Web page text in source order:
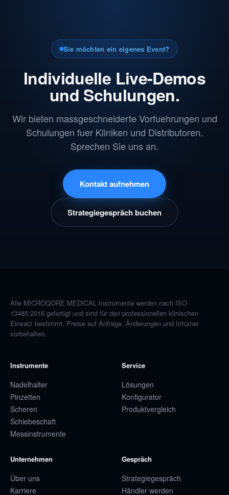
Sie möchten ein eigenes Event?
Individuelle Live-Demos
und Schulungen.
Wir bieten massgeschneiderte Vorfuehrungen und
Schulungen fuer Kliniken und Distributoren.
Sprechen Sie uns an.
Kontakt aufnehmen
Strategiegespräch buchen
Alle MICROQORE MEDICAL Instrumente werden nach ISO
13485:2016 gefertigt und sind für den professionellen klinischen
Einsatz bestimmt. Preise auf Anfrage. Änderungen und Irrtümer
vorbehalten.
Instrumente
Nadelhalter
Pinzetten
Scheren
Schiebeschaft
Messinstrumente
Service
Lösungen
Konfigurator
Produktvergleich
Unternehmen
Über uns
Karriere
Gespräch
Strategiegespräch
Händler werden